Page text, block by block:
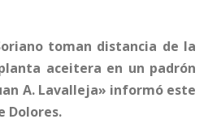
toman distancia de la
aceitera en un padrón
A. Lavalleja» informó este
Dolores.